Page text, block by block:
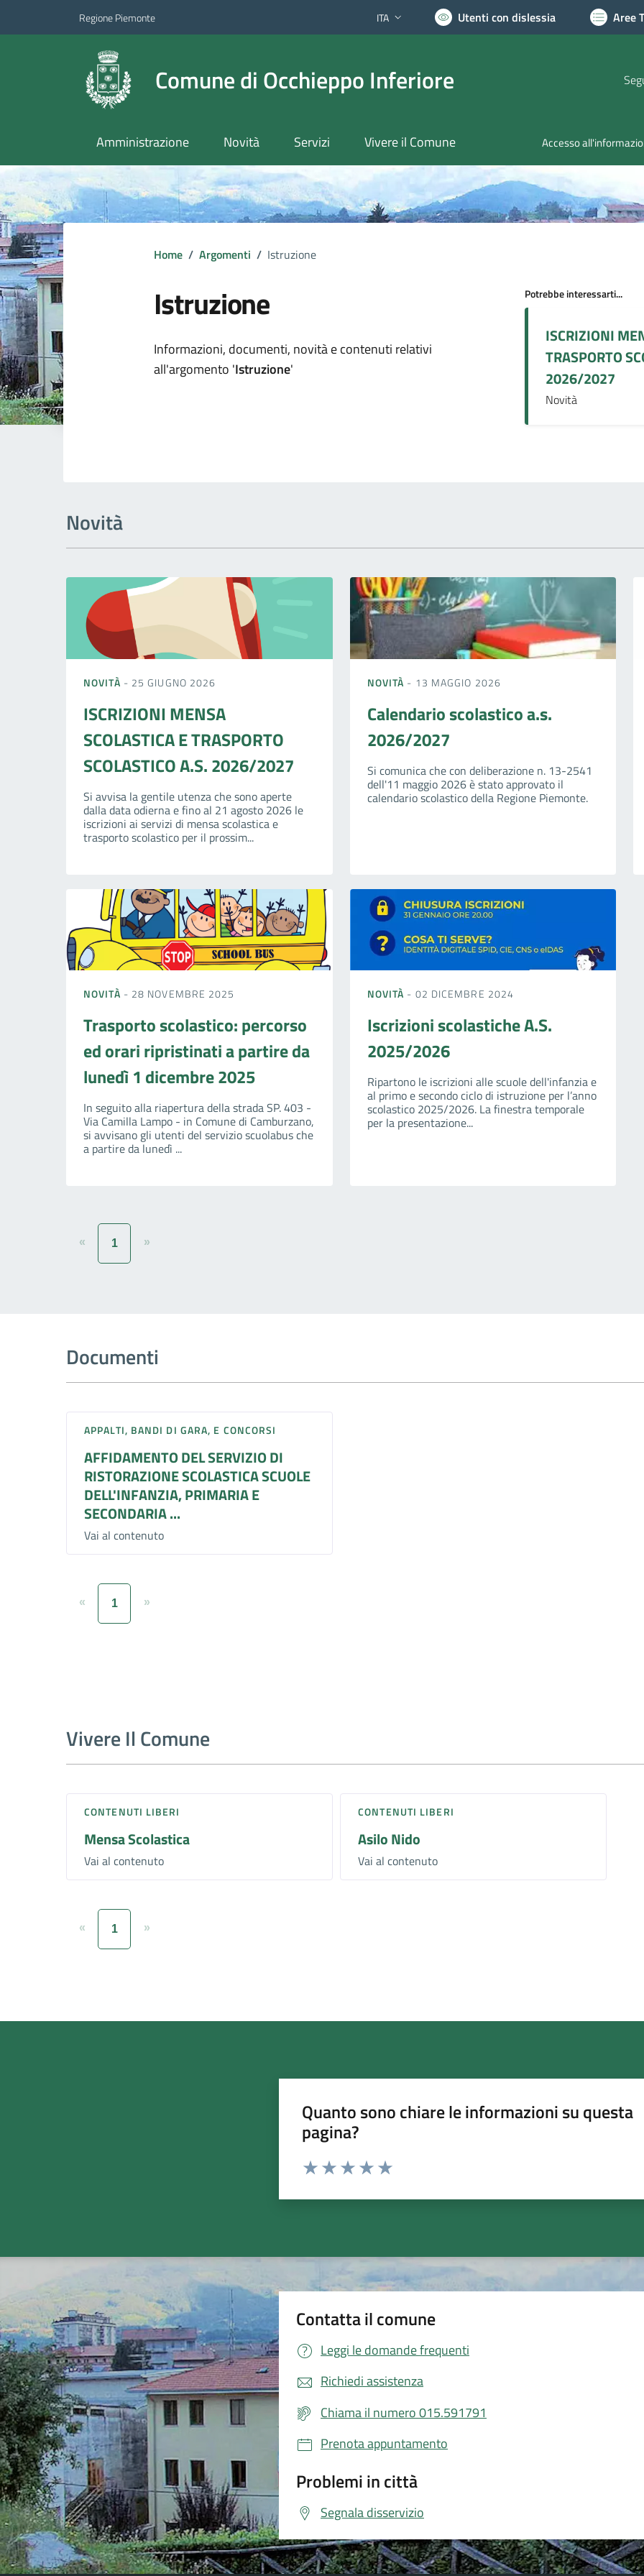
Regione Piemonte Lingua attiva:
ITA Utenti con dislessia Aree
Comune di Occhieppo Inferiore
Amministrazione Novità Servizi Vivere il Comune Accesso
Home / Argomenti / Istruzione
Istruzione
Dettagli argomento
Informazioni, documenti, novità e contenuti relativi
all'argomento 'Istruzione'
Potrebbe interessarti...
ISCRIZIONI
TRASPORTO
2026/2027
Novità
Novità
NOVITÀ - 25 GIUGNO 2026
ISCRIZIONI MENSA
SCOLASTICA E TRASPORTO
SCOLASTICO A.S. 2026/2027
Si avvisa la gentile utenza che sono aperte
dalla data odierna e fino al 21 agosto 2026 le
iscrizioni ai servizi di mensa scolastica e
trasporto scolastico per il prossim...
NOVITÀ - 13 MAGGIO 2026
Calendario scolastico a.s.
2026/2027
Si comunica che con deliberazione n. 13-2541
dell'11 maggio 2026 è stato approvato il
calendario scolastico della Regione Piemonte.
NOVITÀ - 28 NOVEMBRE 2025
Trasporto scolastico: percorso
ed orari ripristinati a partire da
lunedì 1 dicembre 2025
In seguito alla riapertura della strada SP. 403 -
Via Camilla Lampo - in Comune di Camburzano,
si avvisano gli utenti del servizio scuolabus che
a partire da lunedì ...
NOVITÀ - 02 DICEMBRE 2024
Iscrizioni scolastiche A.S.
2025/2026
Ripartono le iscrizioni alle scuole dell'infanzia e
al primo e secondo ciclo di istruzione per l’anno
scolastico 2025/2026. La finestra temporale
per la presentazione...
« 1 »
Documenti
APPALTI, BANDI DI GARA, E CONCORSI
AFFIDAMENTO DEL SERVIZIO DI
RISTORAZIONE SCOLASTICA SCUOLE
DELL'INFANZIA, PRIMARIA E
SECONDARIA ...
Vai al contenuto
« 1 »
Vivere Il Comune
CONTENUTI LIBERI
Mensa Scolastica
Vai al contenuto
CONTENUTI LIBERI
Asilo Nido
Vai al contenuto
« 1 »
Quanto sono chiare le informazioni su questa
pagina?
Valuta da 1 a 5 stelle la pagina
Contatta il comune
Leggi le domande frequenti
Richiedi assistenza
Chiama il numero 015.591791
Prenota appuntamento
Problemi in città
Segnala disservizio